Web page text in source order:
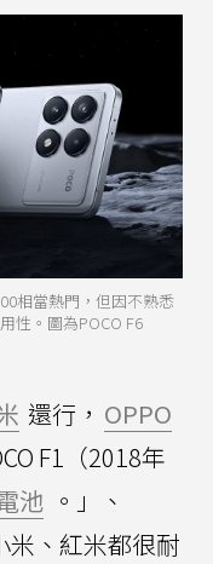
相當熱門，但因不熟悉
性。圖為POCO F6
還行， OPPO
F1（2018年
池 。」、
米、紅米都很耐